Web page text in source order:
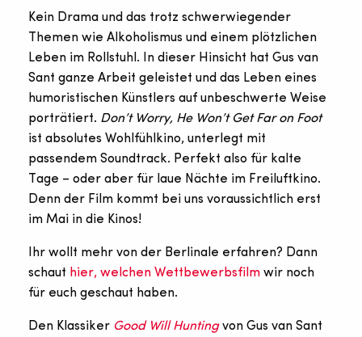
Kein Drama und das trotz schwerwiegender
Themen wie Alkoholismus und einem plötzlichen
Leben im Rollstuhl. In dieser Hinsicht hat Gus van
Sant ganze Arbeit geleistet und das Leben eines
humoristischen Künstlers auf unbeschwerte Weise
porträtiert. Don’t Worry, He Won’t Get Far on Foot
ist absolutes Wohlfühlkino, unterlegt mit
passendem Soundtrack. Perfekt also für kalte
Tage – oder aber für laue Nächte im Freiluftkino.
Denn der Film kommt bei uns voraussichtlich erst
im Mai in die Kinos!
Ihr wollt mehr von der Berlinale erfahren? Dann
schaut hier, welchen Wettbewerbsfilm wir noch
für euch geschaut haben.
Den Klassiker Good Will Huntingvon Gus van Sant